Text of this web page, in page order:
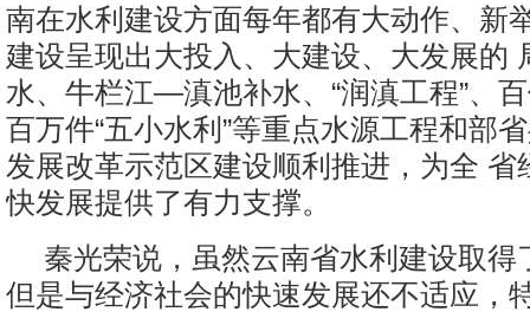
南在水利建设方面每年都有大动作、新
建设呈现出大投入、大建设、大发展的
水、牛栏江—滇池补水、“润滇工程”、
百万件“五小水利”等重点水源工程和部
发展改革示范区建设顺利推进，为全 省
快发展提供了有力支撑。
秦光荣说，虽然云南省水利建设取得
但是与经济社会的快速发展还不适应，